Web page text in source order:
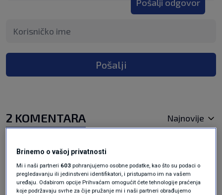
Pošalji odgovor
Pošalji
2 KOMENTARA Najnovije
Fuks
Super
Brinemo o vašoj privatnosti
Mi i naši partneri 603 pohranjujemo osobne podatke, kao što su podaci o
pregledavanju ili jedinstveni identifikatori, i pristupamo im na vašem
uređaju. Odabirom opcije Prihvaćam omogućit ćete tehnologije praćenja
koje podržavaju svrhe za čije pružanje mi i naši partneri obrađujemo